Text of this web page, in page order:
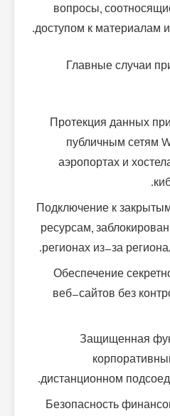
вопросы,
доступом к материалам
Главные случаи
Протекция данных
публичным сетям
аэропортах и
Подключение к
ресурсам,
регионах из-за
Обеспечение
веб-сайтов без
Защищенная
дистанционном
Безопасность